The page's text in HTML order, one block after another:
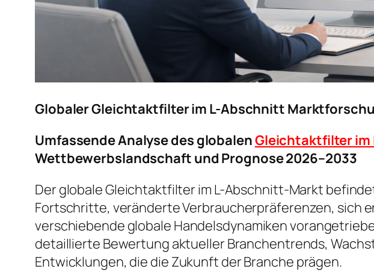
Globaler Gleichtaktfilter im L-Abschnitt
Umfassende Analyse des globalenGleichtaktfilter
Wettbewerbslandschaft und Prognose 2026–2033
Der globale Gleichtaktfilter im L-Abschnitt-Markt
Fortschritte, veränderte Verbraucherpräferenzen, sich
verschiebende globale Handelsdynamiken
detaillierte Bewertung aktueller Branchentrends,
Entwicklungen, die die Zukunft der Branche prägen.